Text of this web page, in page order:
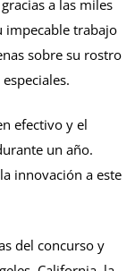
gracias a las miles
impecable trabajo
sobre su rostro
efectivo y el
un año.
innovación a este
del concurso y